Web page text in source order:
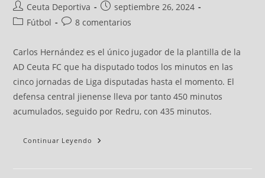
Ceuta Deportiva
septiembre 26, 2024
Fútbol
8 comentarios
Carlos Hernández es el único jugador de la plantilla de la
AD Ceuta FC que ha disputado todos los minutos en las
cinco jornadas de Liga disputadas hasta el momento. El
defensa central jienense lleva por tanto 450 minutos
acumulados, seguido por Redru, con 435 minutos.
Continuar Leyendo